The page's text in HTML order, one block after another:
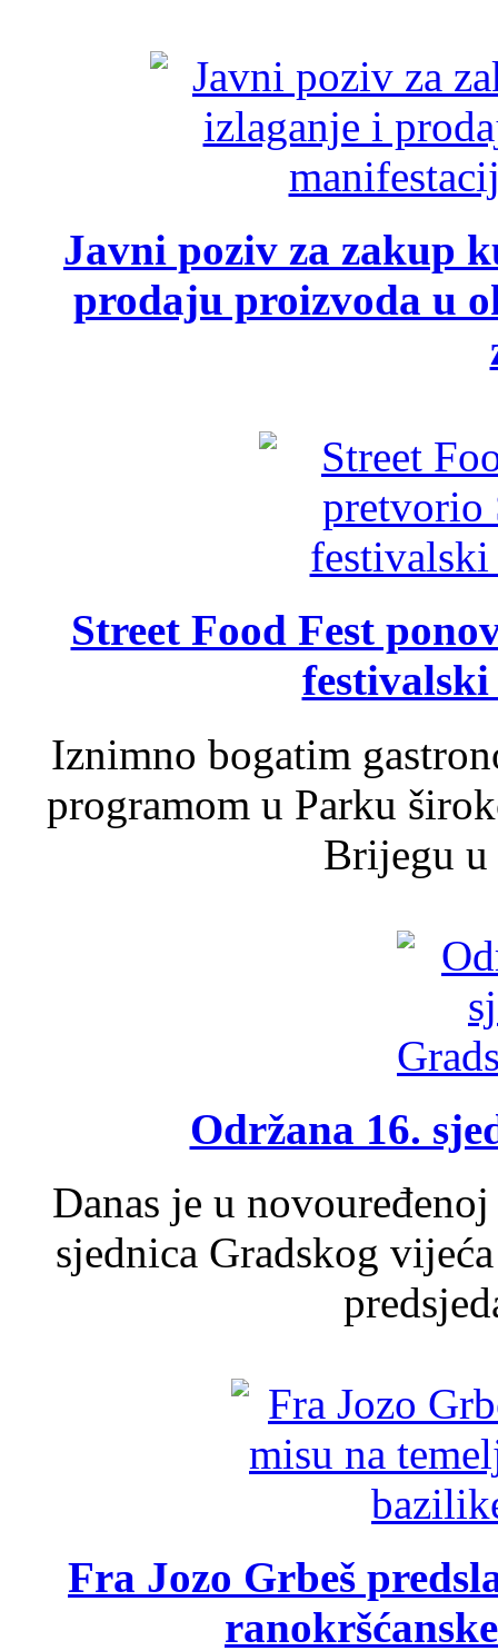
Javni poziv za zakup
prodaju proizvoda u
Street Food Fest
Iznimno bogatim
programom u Parku
Brijegu u
Održana 16.
Danas je u
sjednica Gradskog
Fra Jozo Grbeš